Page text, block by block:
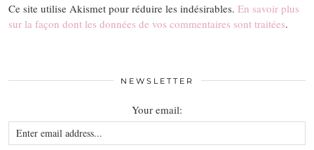
Ce site utilise Akismet pour réduire les indésirables. En savoir plus
sur la façon dont les données de vos commentaires sont traitées.
NEWSLETTER
Your email: